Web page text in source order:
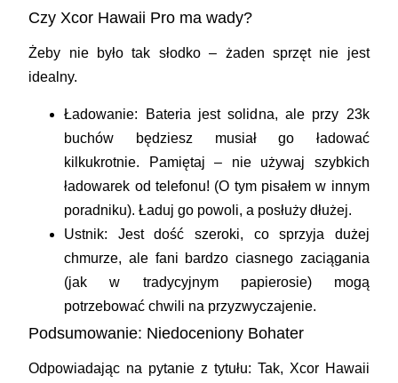
Czy Xcor Hawaii Pro ma wady?
Żeby nie było tak słodko – żaden sprzęt nie jest
idealny.
Ładowanie: Bateria jest solidna, ale przy 23k
buchów będziesz musiał go ładować
kilkukrotnie. Pamiętaj – nie używaj szybkich
ładowarek od telefonu! (O tym pisałem w innym
poradniku). Ładuj go powoli, a posłuży dłużej.
Ustnik: Jest dość szeroki, co sprzyja dużej
chmurze, ale fani bardzo ciasnego zaciągania
(jak w tradycyjnym papierosie) mogą
potrzebować chwili na przyzwyczajenie.
Podsumowanie: Niedoceniony Bohater
Odpowiadając na pytanie z tytułu: Tak, Xcor Hawaii